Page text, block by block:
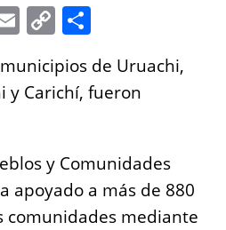
E
ai
l
C
p
y
n
k
h
a
re
de Uruachi,
y Carichí, fueron
y Comunidades
apoyado a más de 880
comunidades mediante